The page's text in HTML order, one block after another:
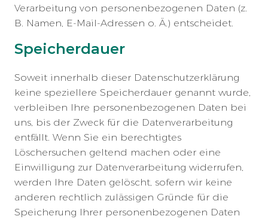
Verarbeitung von personenbezogenen Daten (z.
B. Namen, E-Mail-Adressen o. Ä.) entscheidet.
Speicherdauer
Soweit innerhalb dieser Datenschutzerklärung
keine speziellere Speicherdauer genannt wurde,
verbleiben Ihre personenbezogenen Daten bei
uns, bis der Zweck für die Datenverarbeitung
entfällt. Wenn Sie ein berechtigtes
Löschersuchen geltend machen oder eine
Einwilligung zur Datenverarbeitung widerrufen,
werden Ihre Daten gelöscht, sofern wir keine
anderen rechtlich zulässigen Gründe für die
Speicherung Ihrer personenbezogenen Daten